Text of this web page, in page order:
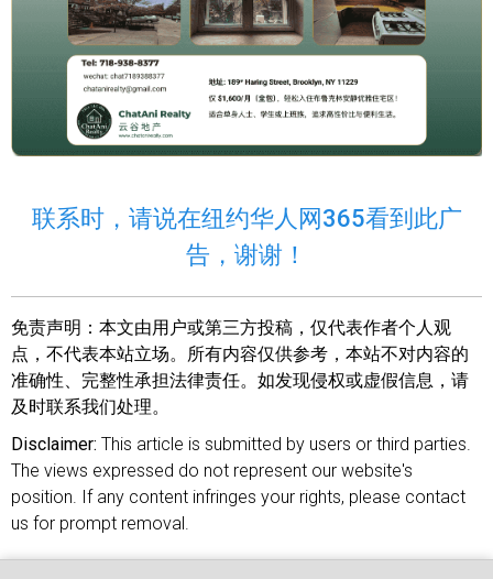
联系时，请说在纽约华人网365看到此广
告，谢谢！
免责声明： 本文由用户或第三方投稿，仅代表作者个人观
点，不代表本站立场。所有内容仅供参考，本站不对内容的
准确性、完整性承担法律责任。如发现侵权或虚假信息，请
及时联系我们处理。
Disclaimer: This article is submitted by users or third parties.
The views expressed do not represent our website's
position. If any content infringes your rights, please contact
us for prompt removal.